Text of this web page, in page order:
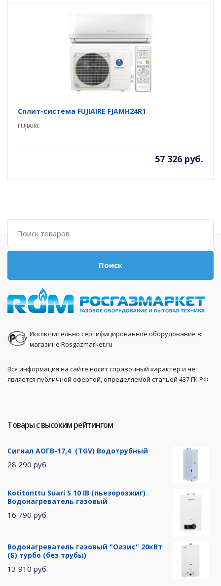
Сплит-система FUJIAIRE FJAMH24R1
FUJIAIRE
57 326 руб.
Поиск
Поиск
Исключительно сертифицированное оборудование в
магазине Rosgazmarket.ru
Вся информация на сайте носит справочный характер и не
является публичной офертой, определяемой статьей 437 ГК РФ
Товары с высоким рейтингом
Сигнал АОГВ-17,4 (TGV) Водотрубный
28 290 руб.
Kotitonttu Suari S 10 IB (пьезорозжиг)
Водонагреватель газовый
16 790 руб.
Водонагреватель газовый "Оазис" 20кВт
(Б) турбо (без трубы)
13 910 руб.